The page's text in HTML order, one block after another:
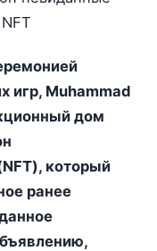
игр, Muhammad
дом
который
ранее